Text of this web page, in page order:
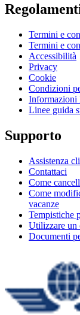
Termini e
Termini e
Accessibilità
Privacy
Cookie
Condizioni
Informazioni
Linee guida
Supporto
Assistenza
Contattaci
Come
Come
vacanze
Tempistiche
Utilizzare un
Documenti